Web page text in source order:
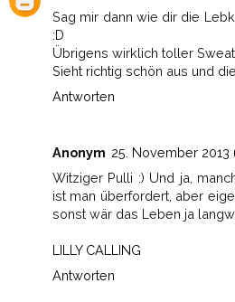
Sag mir dann wie dir die
:D
Übrigens wirklich toller
Sieht richtig schön aus und
Antworten
Anonym 25. November 2013
Witziger Pulli :) Und ja,
ist man überfordert, aber
sonst wär das Leben ja
LILLY CALLING
Antworten